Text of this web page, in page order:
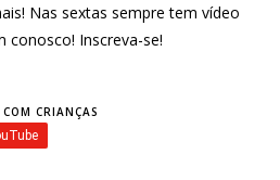
Nas sextas sempre tem vídeo
conosco! Inscreva-se!
CRIANÇAS